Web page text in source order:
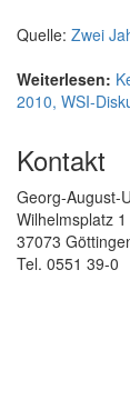
Quelle: Zwei
Weiterlesen:
2010, WSI-
Kontakt
Georg-August-
Wilhelmsplatz
37073
Tel. 0551 39-0